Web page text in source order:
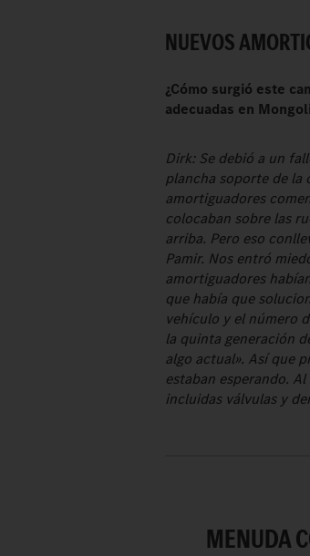
NUEVOS
¿Cómo surgió este
adecuadas en
Dirk: Se debió a un
plancha soporte de la
amortiguadores
colocaban sobre las
arriba. Pero eso
Pamir. Nos entró
amortiguadores
que había que
vehículo y el número
la quinta generación
algo actual». Así que
estaban esperando.
incluidas válvulas y
MENUDA